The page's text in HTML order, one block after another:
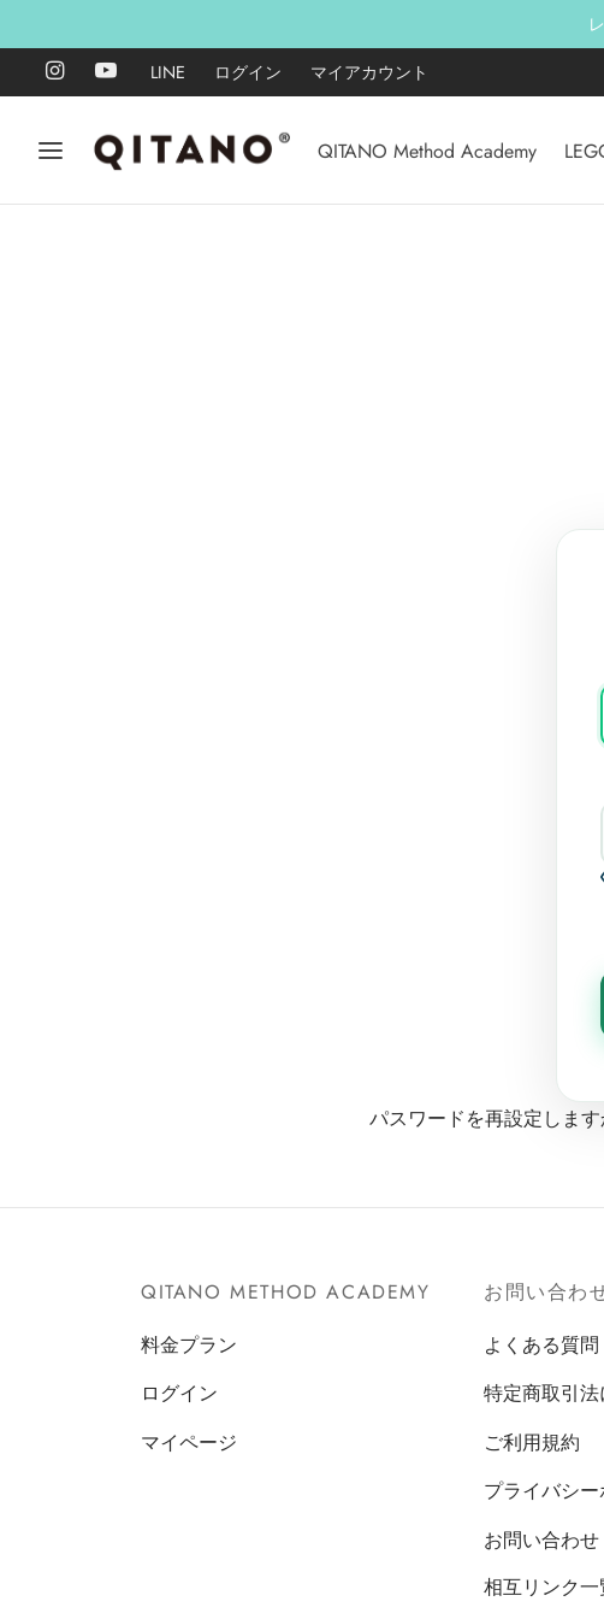
LINE ログイン マイアカウント
QITANO Method Academy
パスワードを再設定しま
QITANO METHOD ACADEMY
料金プラン
ログイン
マイページ
お問い合わ
よくある質問
特定商取引
ご利用規約
プライバシ
お問い合わ
相互リンク